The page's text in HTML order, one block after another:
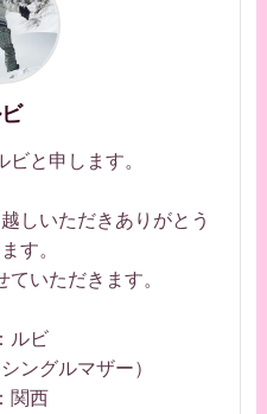
と申します。
しいただきありがとう
す。
いただきます。
ルビ
ングルマザー）
関西